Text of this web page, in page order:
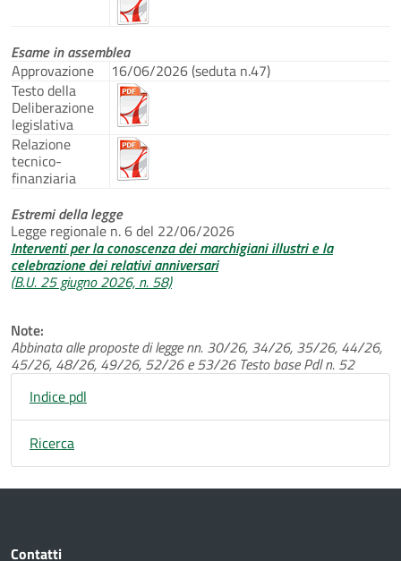
Esame in assemblea
Approvazione
16/06/2026 (seduta n.47)
Testo della
Deliberazione
legislativa
Relazione
tecnico-
finanziaria
Estremi della legge
Legge regionale n. 6 del 22/06/2026
Interventi per la conoscenza dei marchigiani illustri e la
celebrazione dei relativi anniversari
(B.U. 25 giugno 2026, n. 58)
Note:
Abbinata alle proposte di legge nn. 30/26, 34/26, 35/26, 44/26,
45/26, 48/26, 49/26, 52/26 e 53/26 Testo base Pdl n. 52
Indice pdl
Ricerca
Contatti